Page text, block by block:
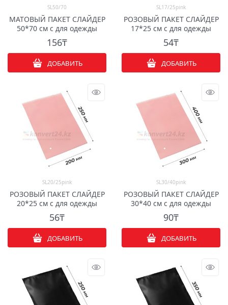
SL50/70
МАТОВЫЙ ПАКЕТ СЛАЙДЕР
50*70 см с для одежды
156₸
ДОБАВИТЬ
SL17/25pink
РОЗОВЫЙ ПАКЕТ СЛАЙДЕР
17*25 см с для одежды
54₸
ДОБАВИТЬ
SL20/25pink
РОЗОВЫЙ ПАКЕТ СЛАЙДЕР
20*25 см с для одежды
56₸
ДОБАВИТЬ
SL30/40pink
РОЗОВЫЙ ПАКЕТ СЛАЙДЕР
30*40 см с для одежды
90₸
ДОБАВИТЬ